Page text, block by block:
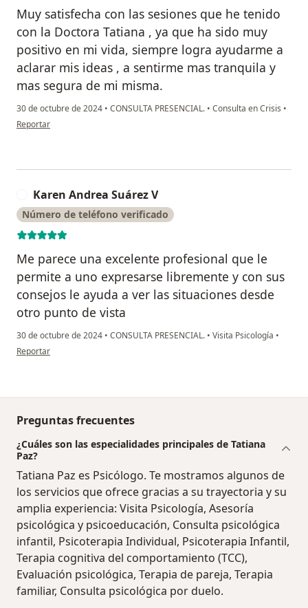
Muy satisfecha con las sesiones que he tenido
con la Doctora Tatiana , ya que ha sido muy
positivo en mi vida, siempre logra ayudarme a
aclarar mis ideas , a sentirme mas tranquila y
mas segura de mi misma.
30 de octubre de 2024 • CONSULTA PRESENCIAL. • Consulta en Crisis •
en opinión del usuario Lorena Osorio
Reportar
Karen Andrea Suárez V
Número de teléfono verificado
Me parece una excelente profesional que le
permite a uno expresarse libremente y con sus
consejos le ayuda a ver las situaciones desde
otro punto de vista
30 de octubre de 2024 • CONSULTA PRESENCIAL. • Visita Psicología •
en opinión del usuario Karen Andrea Suárez V
Reportar
Preguntas frecuentes
¿Cuáles son las especialidades principales de Tatiana
Paz?
Tatiana Paz es Psicólogo. Te mostramos algunos de
los servicios que ofrece gracias a su trayectoria y su
amplia experiencia: Visita Psicología, Asesoría
psicológica y psicoeducación, Consulta psicológica
infantil, Psicoterapia Individual, Psicoterapia Infantil,
Terapia cognitiva del comportamiento (TCC),
Evaluación psicológica, Terapia de pareja, Terapia
familiar, Consulta psicológica por duelo.